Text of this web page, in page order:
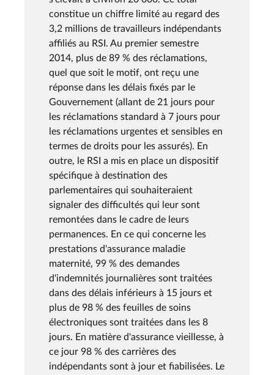
constitue un chiffre limité au regard des
3,2 millions de travailleurs indépendants
affiliés au RSI. Au premier semestre
2014, plus de 89 % des réclamations,
quel que soit le motif, ont reçu une
réponse dans les délais fixés par le
Gouvernement (allant de 21 jours pour
les réclamations standard à 7 jours pour
les réclamations urgentes et sensibles en
termes de droits pour les assurés). En
outre, le RSI a mis en place un dispositif
spécifique à destination des
parlementaires qui souhaiteraient
signaler des difficultés qui leur sont
remontées dans le cadre de leurs
permanences. En ce qui concerne les
prestations d'assurance maladie
maternité, 99 % des demandes
d'indemnités journalières sont traitées
dans des délais inférieurs à 15 jours et
plus de 98 % des feuilles de soins
électroniques sont traitées dans les 8
jours. En matière d'assurance vieillesse, à
ce jour 98 % des carrières des
indépendants sont à jour et fiabilisées. Le